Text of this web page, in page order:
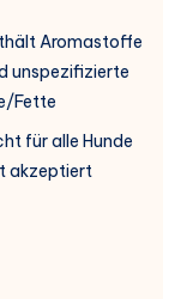
Aromastoffe
unspezifizierte
Fette
für alle Hunde
akzeptiert